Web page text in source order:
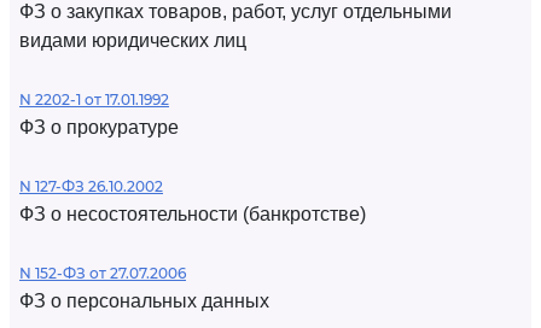
ФЗ о закупках товаров, работ, услуг отдельными
видами юридических лиц
N 2202-1 от 17.01.1992
ФЗ о прокуратуре
N 127-ФЗ 26.10.2002
ФЗ о несостоятельности (банкротстве)
N 152-ФЗ от 27.07.2006
ФЗ о персональных данных